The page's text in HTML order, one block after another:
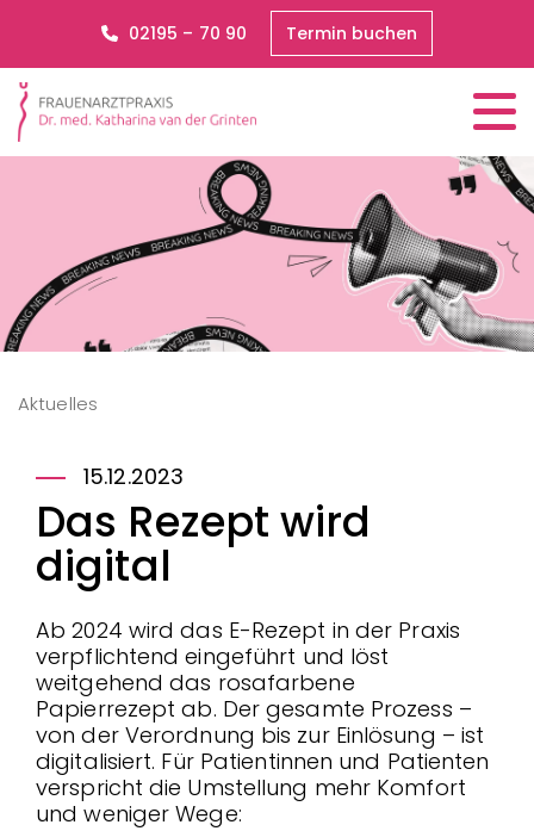
02195 – 70 90 Termin buchen
Aktuelles
15.12.2023
Das Rezept wird
digital
Ab 2024 wird das E-Rezept in der Praxis
verpflichtend eingeführt und löst
weitgehend das rosafarbene
Papierrezept ab. Der gesamte Prozess –
von der Verordnung bis zur Einlösung – ist
digitalisiert. Für Patientinnen und Patienten
verspricht die Umstellung mehr Komfort
und weniger Wege: